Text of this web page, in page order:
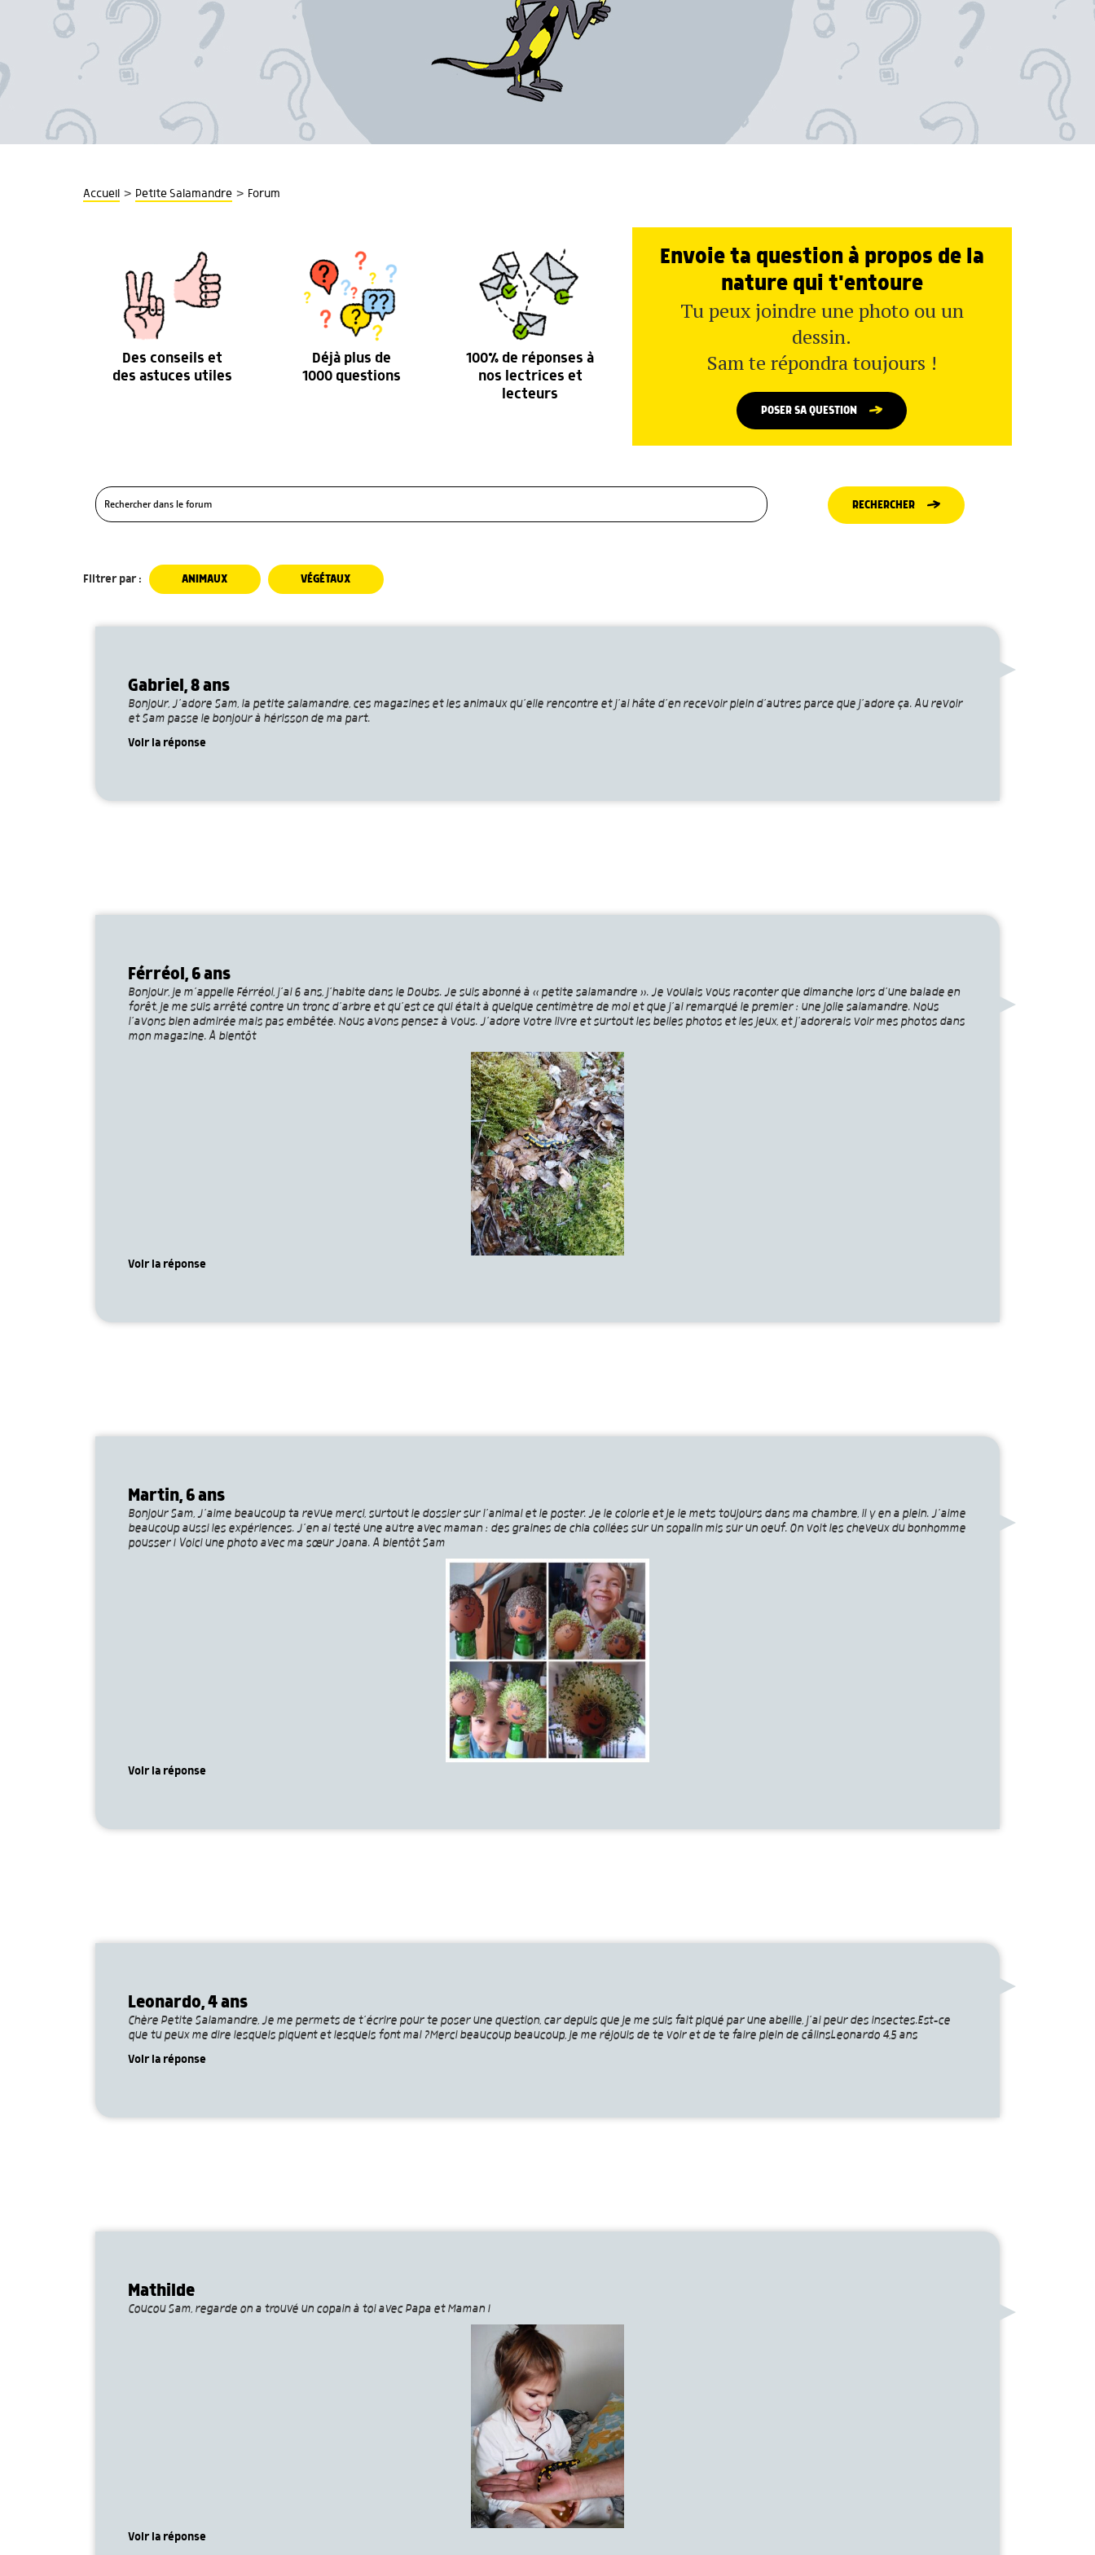
Accueil > Petite Salamandre > Forum
Des conseils et
des astuces utiles
Déjà plus de
1000 questions
100% de réponses à
nos lectrices et
lecteurs
Envoie ta question à propos de la
nature qui t'entoure
Tu peux joindre une photo ou un
dessin.
Sam te répondra toujours !
POSER SA QUESTION
RECHERCHER
Filtrer par : ANIMAUX VÉGÉTAUX
Gabriel, 8 ans
Bonjour, J’adore Sam, la petite salamandre, ces magazines et les animaux qu’elle rencontre et j’ai hâte d’en recevoir plein d’autres parce que j’adore ça. Au revoir
et Sam passe le bonjour à hérisson de ma part.
Voir la réponse
Férréol, 6 ans
Bonjour, je m’appelle Férréol, j’ai 6 ans, j’habite dans le Doubs. Je suis abonné à « petite salamandre ». Je voulais vous raconter que dimanche lors d’une balade en
forêt, je me suis arrêté contre un tronc d’arbre et qu’est ce qui était à quelque centimètre de moi et que j’ai remarqué le premier : une jolie salamandre. Nous
l’avons bien admirée mais pas embêtée. Nous avons pensez à vous. J’adore votre livre et surtout les belles photos et les jeux, et j’adorerais voir mes photos dans
mon magazine. À bientôt
Voir la réponse
Martin, 6 ans
Bonjour Sam, J’aime beaucoup ta revue merci, surtout le dossier sur l’animal et le poster. Je le colorie et je le mets toujours dans ma chambre, il y en a plein. J’aime
beaucoup aussi les expériences. J’en ai testé une autre avec maman : des graines de chia collées sur un sopalin mis sur un oeuf. On voit les cheveux du bonhomme
pousser ! Voici une photo avec ma sœur Joana. A bientôt Sam
Voir la réponse
Leonardo, 4 ans
Chère Petite Salamandre, Je me permets de t’écrire pour te poser une question, car depuis que je me suis fait piqué par une abeille, j’ai peur des insectes.Est-ce
que tu peux me dire lesquels piquent et lesquels font mal ?Merci beaucoup beaucoup, je me réjouis de te voir et de te faire plein de câlinsLeonardo 4,5 ans
Voir la réponse
Mathilde
Coucou Sam, regarde on a trouvé un copain à toi avec Papa et Maman !
Voir la réponse